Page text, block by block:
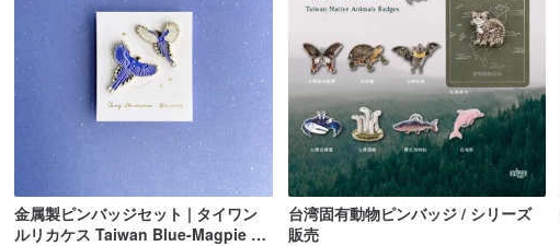
金属製ピンバッジセット | タイワン
ルリカケス Taiwan Blue-Magpie 2
台湾固有動物ピンバッジ / シリーズ
販売